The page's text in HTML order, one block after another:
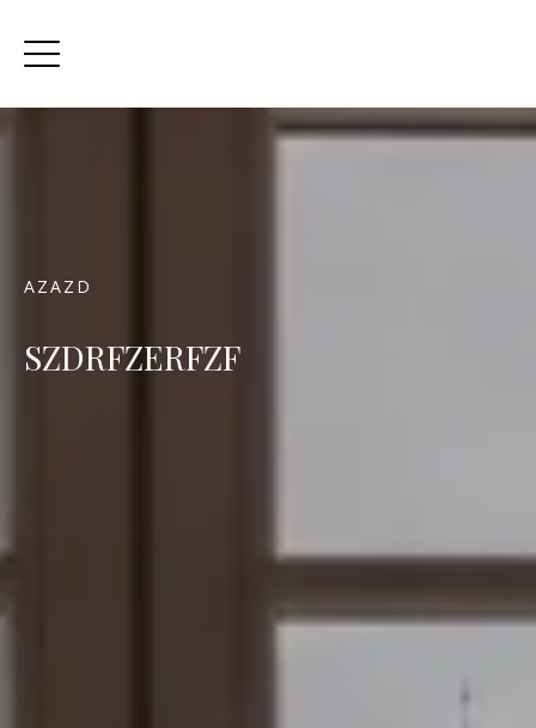
AZAZD
SZDRFZERFZF